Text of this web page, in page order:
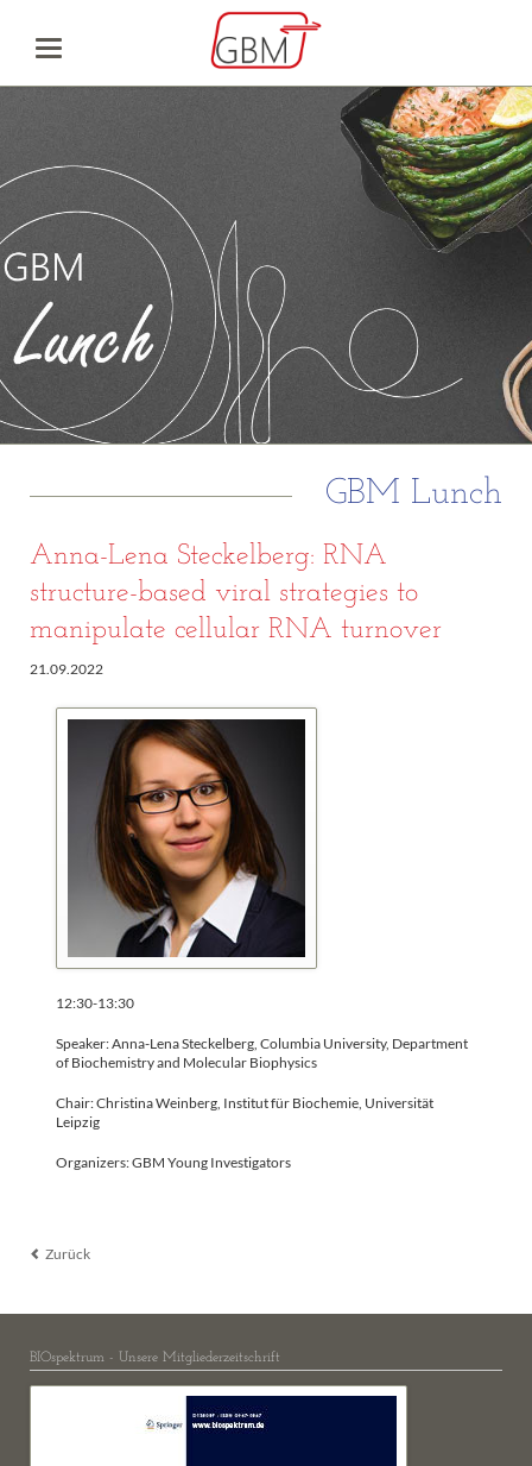
GBM Lunch
Anna-Lena Steckelberg: RNA
structure-based viral strategies to
manipulate cellular RNA turnover
21.09.2022
12:30-13:30
Speaker: Anna-Lena Steckelberg, Columbia University, Department
of Biochemistry and Molecular Biophysics
Chair: Christina Weinberg, Institut für Biochemie, Universität
Leipzig
Organizers: GBM Young Investigators
Zurück
BIOspektrum - Unsere Mitgliederzeitschrift